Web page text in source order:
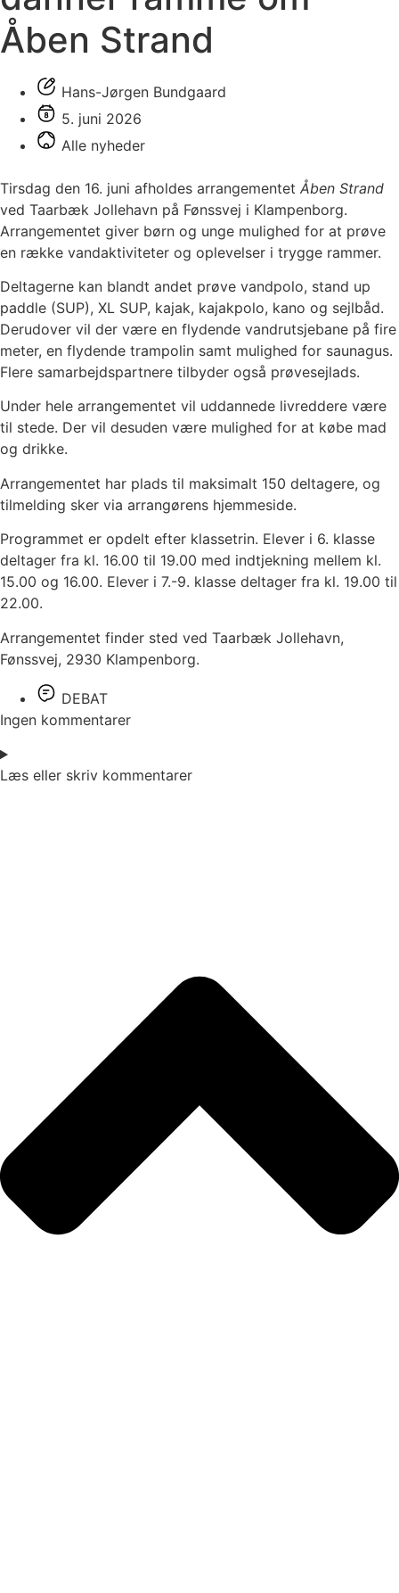
Åben Strand
Hans-Jørgen Bundgaard
5. juni 2026
Alle nyheder
Tirsdag den 16. juni afholdes arrangementet Åben Strand
ved Taarbæk Jollehavn på Fønssvej i Klampenborg.
Arrangementet giver børn og unge mulighed for at prøve
en række vandaktiviteter og oplevelser i trygge rammer.
Deltagerne kan blandt andet prøve vandpolo, stand up
paddle (SUP), XL SUP, kajak, kajakpolo, kano og sejlbåd.
Derudover vil der være en flydende vandrutsjebane på fire
meter, en flydende trampolin samt mulighed for saunagus.
Flere samarbejdspartnere tilbyder også prøvesejlads.
Under hele arrangementet vil uddannede livreddere være
til stede. Der vil desuden være mulighed for at købe mad
og drikke.
Arrangementet har plads til maksimalt 150 deltagere, og
tilmelding sker via arrangørens hjemmeside.
Programmet er opdelt efter klassetrin. Elever i 6. klasse
deltager fra kl. 16.00 til 19.00 med indtjekning mellem kl.
15.00 og 16.00. Elever i 7.-9. klasse deltager fra kl. 19.00 til
22.00.
Arrangementet finder sted ved Taarbæk Jollehavn,
Fønssvej, 2930 Klampenborg.
DEBAT
Ingen kommentarer
Læs eller skriv kommentarer